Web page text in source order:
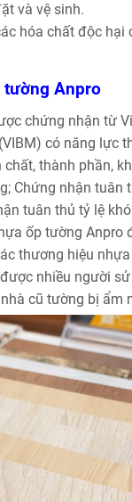
và vệ sinh.
hóa chất độc hại
tường Anpro
chứng nhận từ
có năng lực
chất, thành phần,
Chứng nhận tuân
tuân thủ tỷ lệ
ốp tường Anpro
thương hiệu
nhiều người
cũ tường bị ẩm